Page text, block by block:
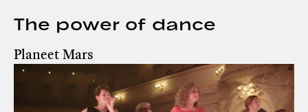
The power of dance
Planeet Mars